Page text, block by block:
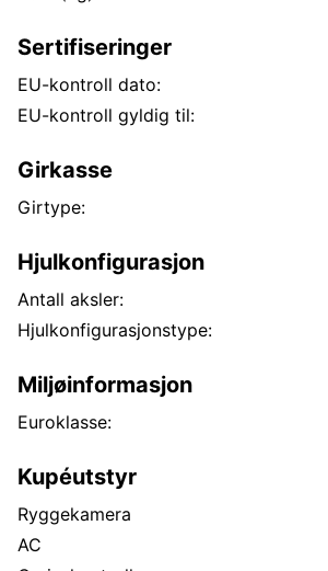
Sertifiseringer
EU-kontroll dato:
EU-kontroll gyldig til:
Girkasse
Girtype:
Hjulkonfigurasjon
Antall aksler:
Hjulkonfigurasjonstype:
Miljøinformasjon
Euroklasse:
Kupéutstyr
Ryggekamera
AC